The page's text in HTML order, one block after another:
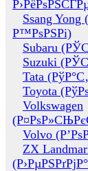
Ssang Yong
Р™РѕРЅРі)
Subaru
Suzuki
Tata
Toyota
Volkswagen
Volvo
ZX